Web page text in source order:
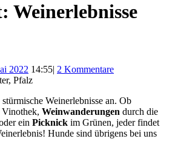
Weinerlebnisse
2022 14:55| 2 Kommentare
Weinerlebnisse an. Ob
Vinothek, Weinwanderungen durch die
ein Picknick im Grünen, jeder findet
Hunde sind übrigens bei uns